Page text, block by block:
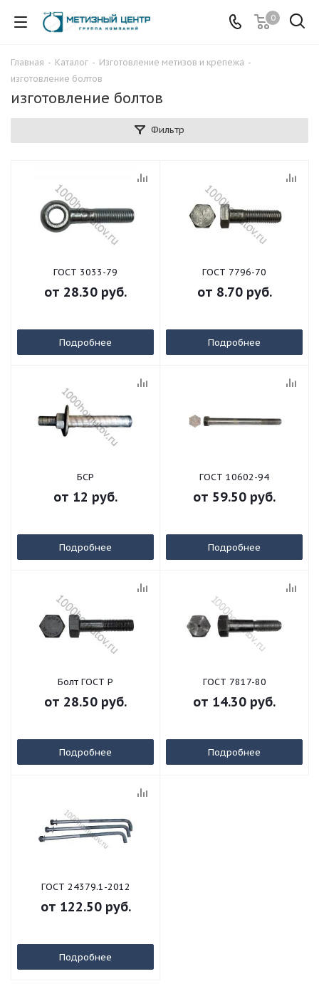
0
Главная - Каталог - Изготовление метизов и крепежа -
изготовление болтов
изготовление болтов
Фильтр
ГОСТ 3033-79
от 28.30 руб.
Подробнее
ГОСТ 7796-70
от 8.70 руб.
Подробнее
БСР
от 12 руб.
Подробнее
ГОСТ 10602-94
от 59.50 руб.
Подробнее
Болт ГОСТ Р
от 28.50 руб.
Подробнее
ГОСТ 7817-80
от 14.30 руб.
Подробнее
ГОСТ 24379.1-2012
от 122.50 руб.
Подробнее